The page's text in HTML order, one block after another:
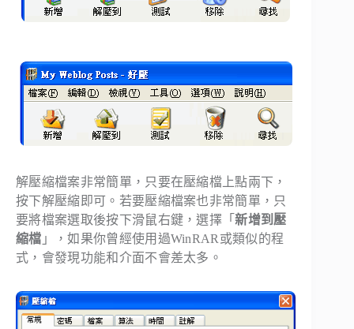
解壓縮檔案非常簡單，只要在壓縮檔上點兩下，
按下解壓縮即可。若要壓縮檔案也非常簡單，只
要將檔案選取後按下滑鼠右鍵，選擇「新增到壓
縮檔 」，如果你曾經使用過WinRAR或類似的程
式，會發現功能和介面不會差太多。